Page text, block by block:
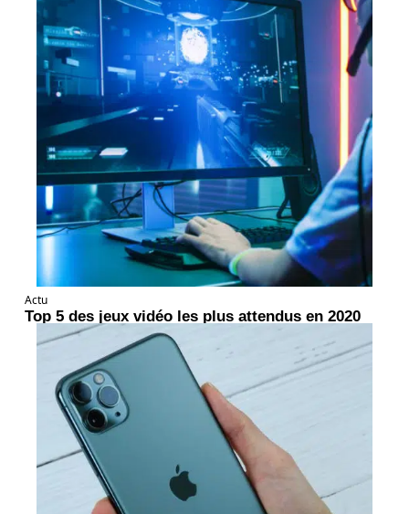
Actu
Top 5 des jeux vidéo les plus attendus en 2020